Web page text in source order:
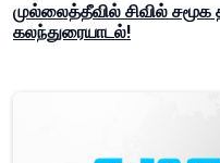
முல்லைத்தீவில் சிவில்
கலந்துரையாடல்!